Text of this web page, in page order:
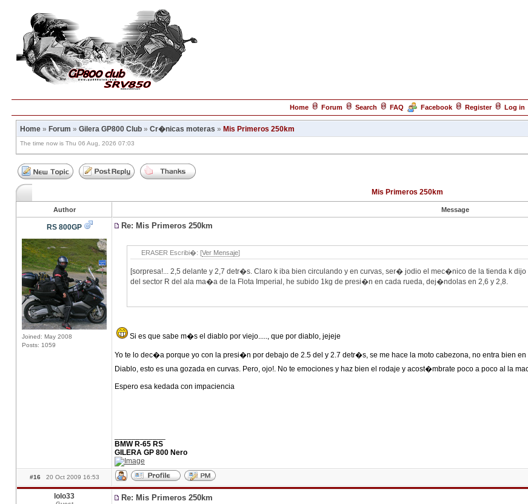
Home Forum Search FAQ Facebook Register Log in
Home » Forum » Gilera GP800 Club » Cr�nicas moteras » Mis Primeros 250km
The time now is Thu 06 Aug, 2026 07:03
Mis Primeros 250km
Author Message
RS 800GP
Joined: May 2008
Posts: 1059
Re: Mis Primeros 250km
ERASER Escribi�: [Ver Mensaje]
[sorpresa!... 2,5 delante y 2,7 detr�s. Claro k iba bien circulando y en curvas, ser� jodio el mec�nico de la tienda k dijo
del sector R del ala ma�a de la Flota Imperial, he subido 1kg de presi�n en cada rueda, dej�ndolas en 2,6 y 2,8.
Si es que sabe m�s el diablo por viejo....., que por diablo, jejeje
Yo te lo dec�a porque yo con la presi�n por debajo de 2.5 del y 2.7 detr�s, se me hace la moto cabezona, no entra bien
Diablo, esto es una gozada en curvas. Pero, ojo!. No te emociones y haz bien el rodaje y acost�mbrate poco a poco al la
Espero esa kedada con impaciencia
BMW R-65 RS
GILERA GP 800 Nero
#16 20 Oct 2009 16:53
lolo33 Re: Mis Primeros 250km